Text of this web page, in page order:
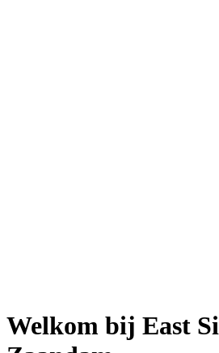
Welkom bij East